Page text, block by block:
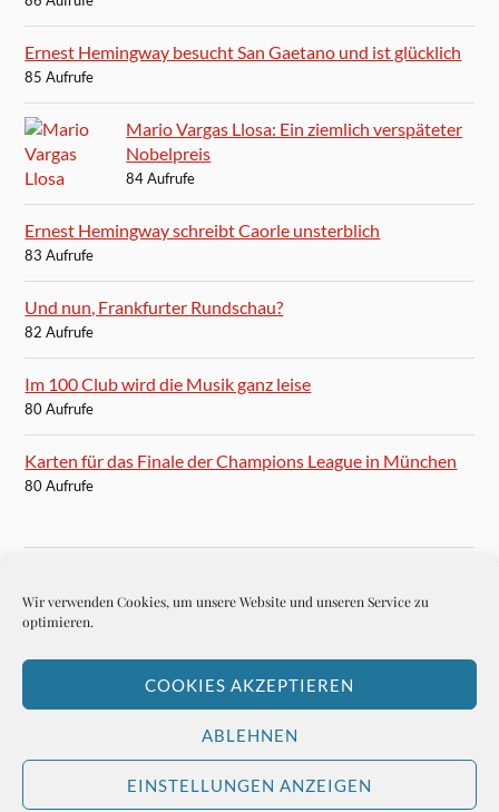
Wir verwenden Cookies, um unsere Website und unseren Service zu
optimieren.
COOKIES AKZEPTIEREN
ABLEHNEN
EINSTELLUNGEN ANZEIGEN
Ernest Hemingway besucht San Gaetano und ist glücklich
85 Aufrufe
Mario Vargas Llosa: Ein ziemlich verspäteter
Nobelpreis
84 Aufrufe
Ernest Hemingway schreibt Caorle unsterblich
83 Aufrufe
Und nun, Frankfurter Rundschau?
82 Aufrufe
Im 100 Club wird die Musik ganz leise
80 Aufrufe
Karten für das Finale der Champions League in München
80 Aufrufe
BLOGROLL
Autoren-Brief
Hemingways Welt